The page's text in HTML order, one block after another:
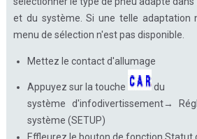
et du système. Si une telle adaptation
menu de sélection n'est pas disponible.
Mettez le contact d'allumage
Appuyez sur la touche
du
système d'infodivertissement→
système (SETUP)
Effleurez le bouton de fonction Statut